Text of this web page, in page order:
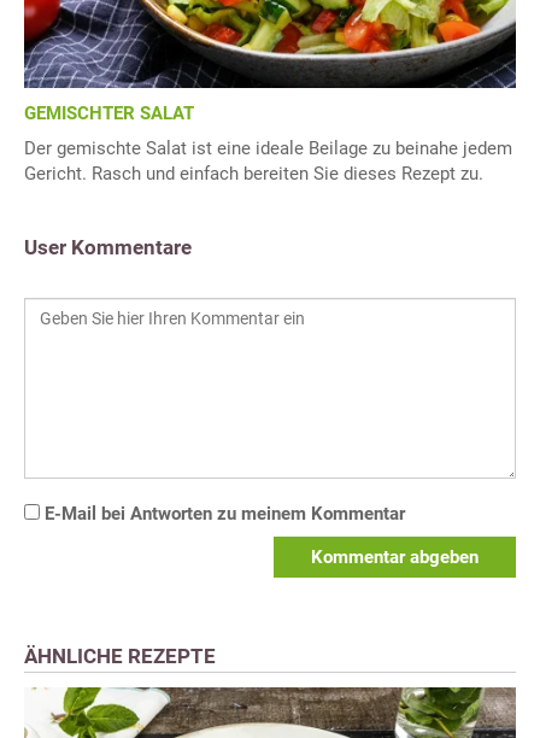
GEMISCHTER SALAT
Der gemischte Salat ist eine ideale Beilage zu beinahe jedem
Gericht. Rasch und einfach bereiten Sie dieses Rezept zu.
User Kommentare
E-Mail bei Antworten zu meinem Kommentar
Kommentar abgeben
ÄHNLICHE REZEPTE